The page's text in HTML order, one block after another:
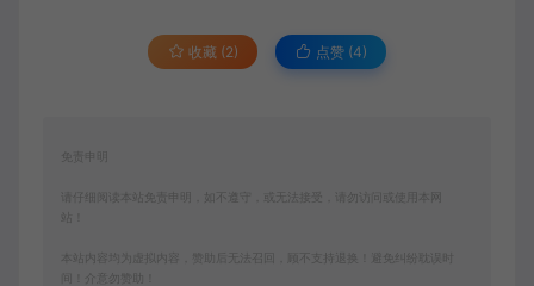
收藏 (2) 点赞 (4)
免责申明
请仔细阅读本站免责申明，如不遵守，或无法接受，请勿访问或使用本网
本站内容均为虚拟内容，赞助后无法召回，顾不支持退换！避免纠纷耽误时
间！介意勿赞助！